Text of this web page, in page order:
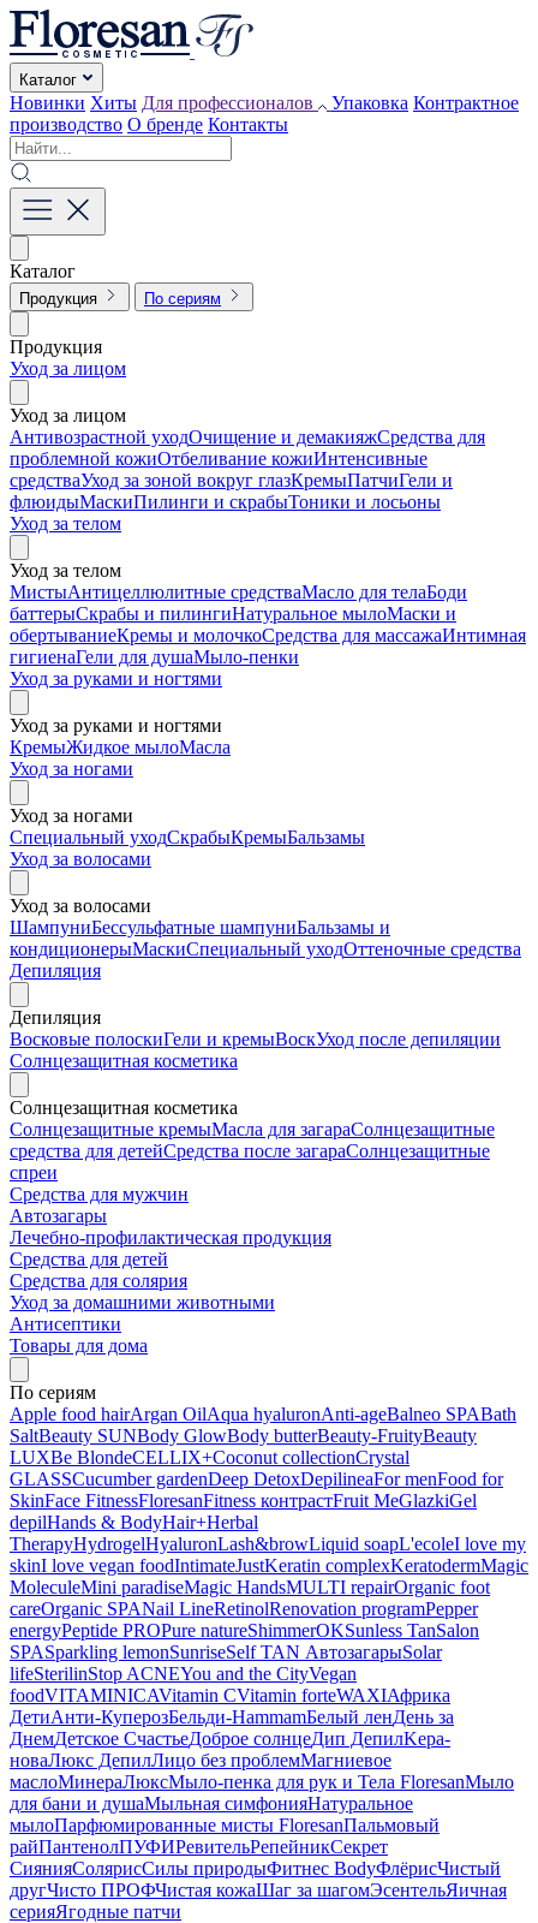
Каталог
Новинки Хиты Для профессионалов Упаковка Контрактное
производство О бренде Контакты
Каталог
Продукция По сериям
Продукция
Уход за лицом
Уход за лицом
Антивозрастной уходОчищение и демакияжСредства для
проблемной кожиОтбеливание кожиИнтенсивные
средстваУход за зоной вокруг глазКремыПатчиГели и
флюидыМаскиПилинги и скрабыТоники и лосьоны
Уход за телом
Уход за телом
МистыАнтицеллюлитные средстваМасло для телаБоди
баттерыСкрабы и пилингиНатуральное мылоМаски и
обертываниеКремы и молочкоСредства для массажаИнтимная
гигиенаГели для душаМыло-пенки
Уход за руками и ногтями
Уход за руками и ногтями
КремыЖидкое мылоМасла
Уход за ногами
Уход за ногами
Специальный уходСкрабыКремыБальзамы
Уход за волосами
Уход за волосами
ШампуниБессульфатные шампуниБальзамы и
кондиционерыМаскиСпециальный уходОттеночные средства
Депиляция
Депиляция
Восковые полоскиГели и кремыВоскУход после депиляции
Солнцезащитная косметика
Солнцезащитная косметика
Солнцезащитные кремыМасла для загараСолнцезащитные
средства для детейСредства после загараСолнцезащитные
спреи
Средства для мужчин
Автозагары
Лечебно-профилактическая продукция
Средства для детей
Средства для солярия
Уход за домашними животными
Антисептики
Товары для дома
По сериям
Apple food hairArgan OilAqua hyaluronAnti-ageBalneo SPABath
SaltBeauty SUNBody GlowBody butterBeauty-FruityBeauty
LUXBe BlondeCELLIX+Coconut collectionCrystal
GLASSCucumber gardenDeep DetoxDepilineaFor menFood for
SkinFace FitnessFloresanFitness контрастFruit MeGlazkiGel
depilHands & BodyHair+Herbal
TherapyHydrogelHyaluronLash&browLiquid soapL'ecoleI love my
skinI love vegan foodIntimateJustKeratin complexKeratodermMagic
MoleculeMini paradiseMagic HandsMULTI repairOrganic foot
careOrganic SPANail LineRetinolRenovation programPepper
energyPeptide PROPure natureShimmerOKSunless TanSalon
SPASparkling lemonSunriseSelf TAN АвтозагарыSolar
lifeSterilinStop ACNEYou and the CityVegan
foodVITAMINICAVitamin CVitamin forteWAXIАфрика
ДетиАнти-КуперозБельди-HammamБелый ленДень за
ДнемДетское СчастьеДоброе солнцеДип ДепилKepa-
новаЛюкс ДепилЛицо без проблемМагниевое
маслоМинераЛюксМыло-пенка для рук и Тела FloresanМыло
для бани и душаМыльная симфонияНатуральное
мылоПарфюмированные мисты FloresanПальмовый
райПантенолПУФИРевительРепейникСекрет
СиянияСолярисСилы природыФитнес BodyФлёрисЧистый
другЧисто ПРОФЧистая кожаШаг за шагомЭсентельЯичная
серияЯгодные патчи